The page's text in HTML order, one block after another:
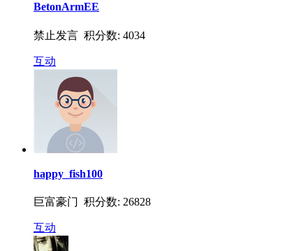
BetonArmEE
禁止发言 积分数: 4034
互动
happy_fish100
巨富豪门 积分数: 26828
互动